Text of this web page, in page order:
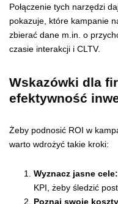
Połączenie tych narzędzi
pokazuje, które kampanie
zbierać dane m.in. o
czasie interakcji i CLTV.
Wskazówki dla
efektywność
Żeby podnosić ROI w
warto wdrożyć takie kroki:
Wyznacz jasne cele:
KPI, żeby śledzić
Poznaj swoje